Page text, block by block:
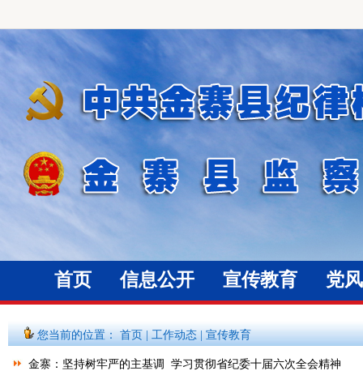
首页 信息公开 宣传教育 党
您当前的位置：首页|工作动态|宣传教育
金寨：坚持树牢严的主基调 学习贯彻省纪委十届六次全会精神